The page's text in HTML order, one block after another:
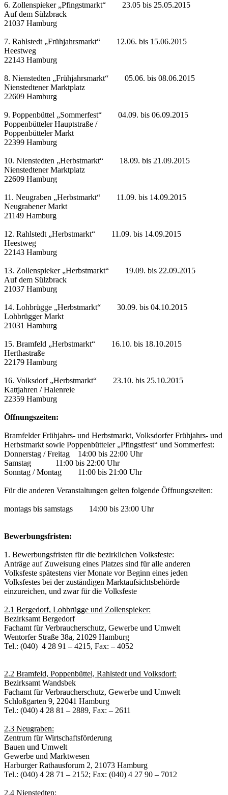
6. Zollenspieker „Pfingstmarkt“ 23.05 bis 25.05.2015
Auf dem Sülzbrack
21037 Hamburg
7. Rahlstedt „Frühjahrsmarkt“ 12.06. bis 15.06.2015
Heestweg
22143 Hamburg
8. Nienstedten „Frühjahrsmarkt“ 05.06. bis 08.06.2015
Nienstedtener Marktplatz
22609 Hamburg
9. Poppenbüttel „Sommerfest“ 04.09. bis 06.09.2015
Poppenbütteler Hauptstraße /
Poppenbütteler Markt
22399 Hamburg
10. Nienstedten „Herbstmarkt“ 18.09. bis 21.09.2015
Nienstedtener Marktplatz
22609 Hamburg
11. Neugraben „Herbstmarkt“ 11.09. bis 14.09.2015
Neugrabener Markt
21149 Hamburg
12. Rahlstedt „Herbstmarkt“ 11.09. bis 14.09.2015
Heestweg
22143 Hamburg
13. Zollenspieker „Herbstmarkt“ 19.09. bis 22.09.2015
Auf dem Sülzbrack
21037 Hamburg
14. Lohbrügge „Herbstmarkt“ 30.09. bis 04.10.2015
Lohbrügger Markt
21031 Hamburg
15. Bramfeld „Herbstmarkt“ 16.10. bis 18.10.2015
Herthastraße
22179 Hamburg
16. Volksdorf „Herbstmarkt“ 23.10. bis 25.10.2015
Kattjahren / Halenreie
22359 Hamburg
Öffnungszeiten:
Bramfelder Frühjahrs- und Herbstmarkt, Volksdorfer Frühjahrs- und
Herbstmarkt sowie Poppenbütteler „Pfingstfest“ und Sommerfest:
Donnerstag / Freitag 14:00 bis 22:00 Uhr
Samstag 11:00 bis 22:00 Uhr
Sonntag / Montag 11:00 bis 21:00 Uhr
Für die anderen Veranstaltungen gelten folgende Öffnungszeiten:
montags bis samstags 14:00 bis 23:00 Uhr
Bewerbungsfristen:
1. Bewerbungsfristen für die bezirklichen Volksfeste:
Anträge auf Zuweisung eines Platzes sind für alle anderen
Volksfeste spätestens vier Monate vor Beginn eines jeden
Volksfestes bei der zuständigen Marktaufsichtsbehörde
einzureichen, und zwar für die Volksfeste
2.1 Bergedorf, Lohbrügge und Zollenspieker:
Bezirksamt Bergedorf
Fachamt für Verbraucherschutz, Gewerbe und Umwelt
Wentorfer Straße 38a, 21029 Hamburg
Tel.: (040) 4 28 91 – 4215, Fax: – 4052
2.2 Bramfeld, Poppenbüttel, Rahlstedt und Volksdorf:
Bezirksamt Wandsbek
Fachamt für Verbraucherschutz, Gewerbe und Umwelt
Schloßgarten 9, 22041 Hamburg
Tel.: (040) 4 28 81 – 2889, Fax: – 2611
2.3 Neugraben:
Zentrum für Wirtschaftsförderung
Bauen und Umwelt
Gewerbe und Marktwesen
Harburger Rathausforum 2, 21073 Hamburg
Tel.: (040) 4 28 71 – 2152; Fax: (040) 4 27 90 – 7012
2.4 Nienstedten: